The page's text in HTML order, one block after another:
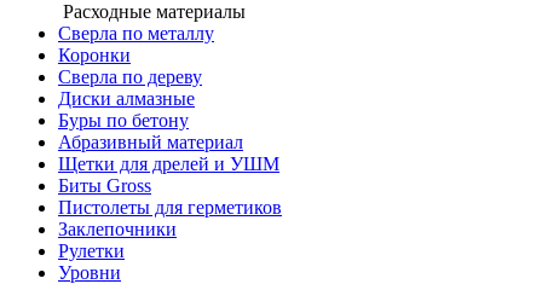
Расходные материалы
Сверла по металлу
Коронки
Сверла по дереву
Диски алмазные
Буры по бетону
Абразивный материал
Щетки для дрелей и УШМ
Биты Gross
Пистолеты для герметиков
Заклепочники
Рулетки
Уровни